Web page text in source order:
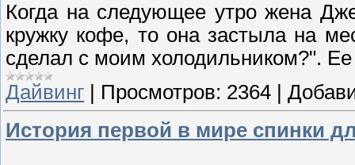
Когда на следующее утро жена
кружку кофе, то она застыла на
сделал с моим холодильником?".
Дайвинг
Просмотров: 2364
История первой в мире спинки